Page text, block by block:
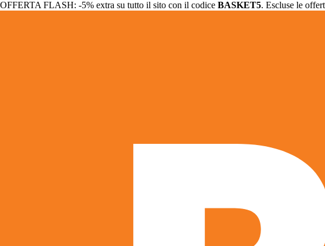
OFFERTA FLASH: -5% extra su tutto il sito con il codice BASKET5. Escluse le